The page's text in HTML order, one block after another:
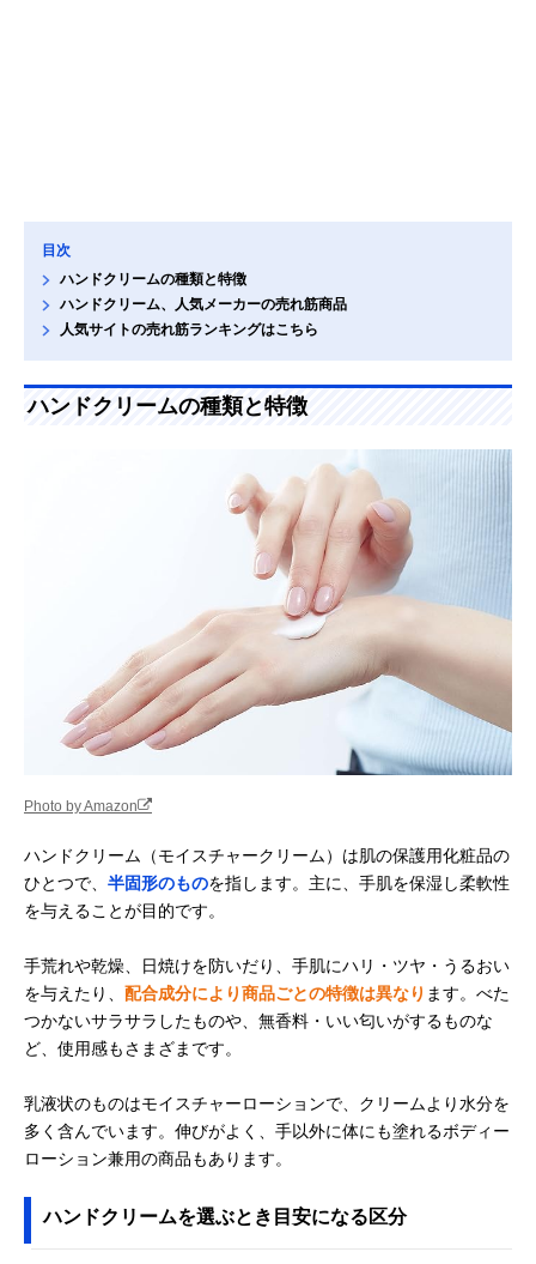
目次
ハンドクリームの種類と特徴
ハンドクリーム、人気メーカーの売れ筋商品
人気サイトの売れ筋ランキングはこちら
ハンドクリームの種類と特徴
Photo by Amazon
ハンドクリーム（モイスチャークリーム）は肌の保護用化粧品の
ひとつで、 半固形のものを指します。主に、手肌を保湿し柔軟性
を与えることが目的です。
手荒れや乾燥、日焼けを防いだり、手肌にハリ・ツヤ・うるおい
を与えたり、 配合成分により商品ごとの特徴は異なり ます。べた
つかないサラサラしたものや、無香料・いい匂いがするものな
ど、使用感もさまざまです。
乳液状のものはモイスチャーローションで、クリームより水分を
多く含んでいます。伸びがよく、手以外に体にも塗れるボディー
ローション兼用の商品もあります。
ハンドクリームを選ぶとき目安になる区分